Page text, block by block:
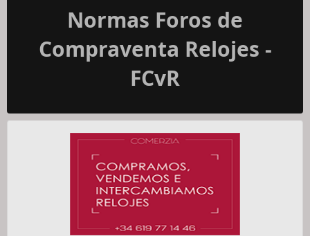
Normas Foros de
Compraventa Relojes -
FCvR